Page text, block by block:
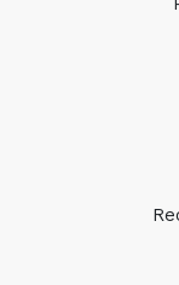
distearate,
potassium
tocopherol,
oil, linalool,